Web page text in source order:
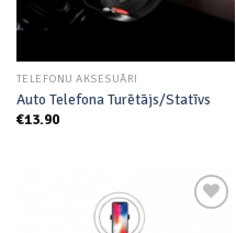
TELEFONU AKSESUĀRI
Auto Telefona Turētājs/Statīvs
€13.90